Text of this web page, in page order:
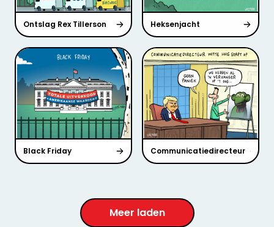
Ontslag Rex Tillerson Heksenjacht
Black Friday Communicatiedirecteur
Meer laden